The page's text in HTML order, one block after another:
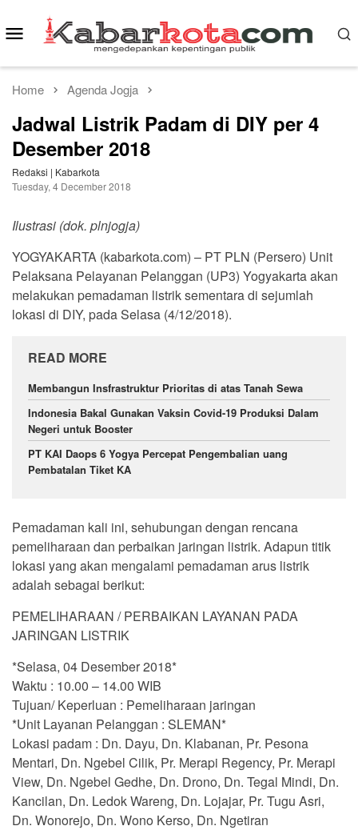
to
content
Mobile
Menu
Home Agenda Jogja
Jadwal Listrik Padam di DIY per 4
Desember 2018
Redaksi | Kabarkota
Tuesday, 4 December 2018
Ilustrasi (dok. plnjogja)
YOGYAKARTA (kabarkota.com) – PT PLN (Persero) Unit
Pelaksana Pelayanan Pelanggan (UP3) Yogyakarta akan
melakukan pemadaman listrik sementara di sejumlah
lokasi di DIY, pada Selasa (4/12/2018).
READ MORE
Membangun Insfrastruktur Prioritas di atas Tanah Sewa
Indonesia Bakal Gunakan Vaksin Covid-19 Produksi Dalam
Negeri untuk Booster
PT KAI Daops 6 Yogya Percepat Pengembalian uang
Pembatalan Tiket KA
Pemadaman kali ini, sehubungan dengan rencana
pemeliharaan dan perbaikan jaringan listrik. Adapun titik
lokasi yang akan mengalami pemadaman arus listrik
adalah sebagai berikut:
PEMELIHARAAN / PERBAIKAN LAYANAN PADA
JARINGAN LISTRIK
*Selasa, 04 Desember 2018*
Waktu : 10.00 – 14.00 WIB
Tujuan/ Keperluan : Pemeliharaan jaringan
*Unit Layanan Pelanggan : SLEMAN*
Lokasi padam : Dn. Dayu, Dn. Klabanan, Pr. Pesona
Mentari, Dn. Ngebel Cilik, Pr. Merapi Regency, Pr. Merapi
View, Dn. Ngebel Gedhe, Dn. Drono, Dn. Tegal Mindi, Dn.
Kancilan, Dn. Ledok Wareng, Dn. Lojajar, Pr. Tugu Asri,
Dn. Wonorejo, Dn. Wono Kerso, Dn. Ngetiran